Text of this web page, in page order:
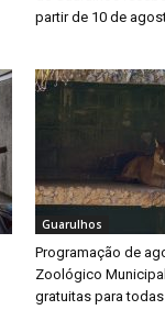
partir de 10 de
Guarulhos
Programação de
Zoológico
gratuitas para